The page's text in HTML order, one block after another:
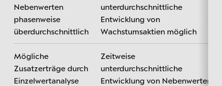
Nebenwerten
phasenweise
überdurchschnittlich
unterdurchschnittliche
Entwicklung von
Wachstumsaktien möglich
Mögliche
Zusatzerträge durch
Einzelwertanalyse
Zeitweise
unterdurchschnittliche
Entwicklung von Nebenwerten